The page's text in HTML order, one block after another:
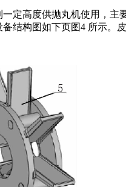
定高度供抛丸机使用，
结构图如下页图4 所示。